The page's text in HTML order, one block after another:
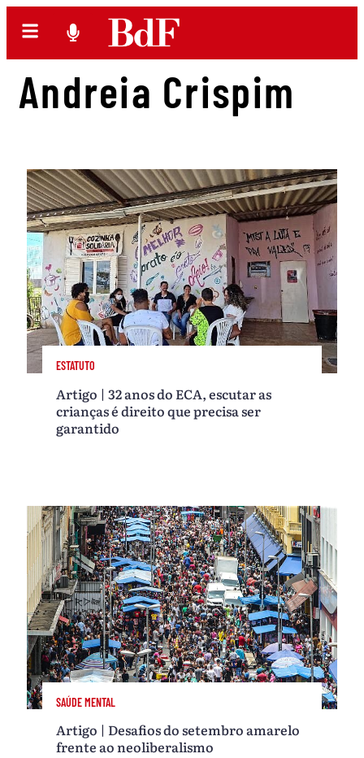
Andreia Crispim
ESTATUTO
Artigo | 32 anos do ECA, escutar as
crianças é direito que precisa ser
garantido
SAÚDE MENTAL
Artigo | Desafios do setembro amarelo
frente ao neoliberalismo